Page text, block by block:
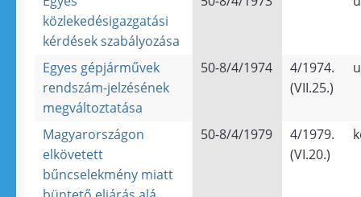
közlekedésigazgatási
kérdések szabályozása
Egyes gépjárművek
rendszám-jelzésének
megváltoztatása
50-8/4/1974
4/1974.
(VII.25.)
Magyarországon
elkövetett
bűncselekmény miatt
50-8/4/1979
4/1979.
(VI.20.)